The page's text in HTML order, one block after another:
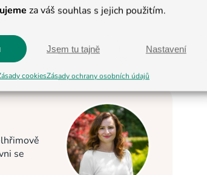
za váš souhlas s jejich použitím.
Jsem tu tajně Nastavení
cookiesZásady ochrany osobních údajů
se